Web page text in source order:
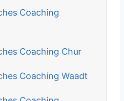
Coaching
Coaching Chur
Coaching Waadt